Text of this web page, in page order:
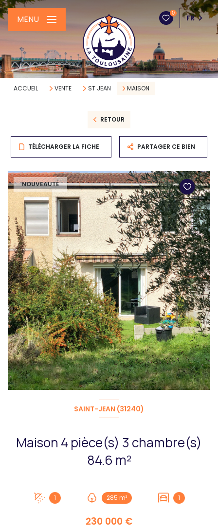
0
FR
MENU
ACCUEIL VENTE ST JEAN MAISON
RETOUR
TÉLÉCHARGER LA FICHE PARTAGER CE BIEN
NOUVEAUTÉ
SAINT-JEAN (31240)
Maison 4 pièce(s) 3 chambre(s)
84.6 m²
1 285 m² 1
230 000 €